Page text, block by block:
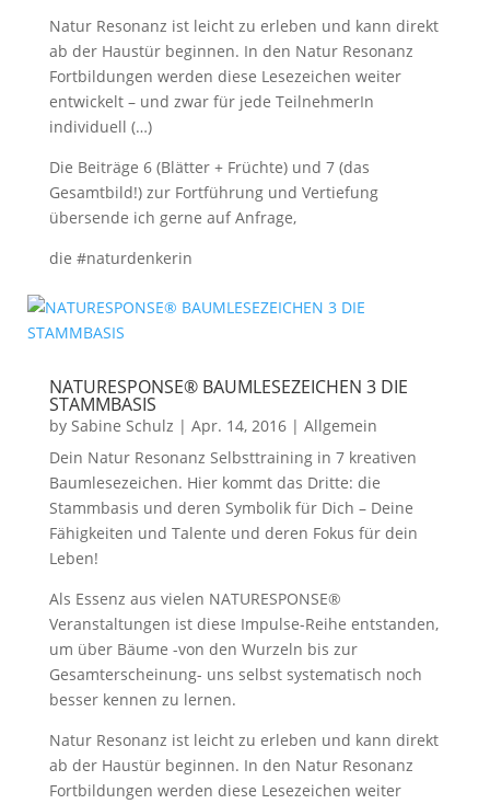
Natur Resonanz ist leicht zu erleben und kann direkt
ab der Haustür beginnen. In den Natur Resonanz
Fortbildungen werden diese Lesezeichen weiter
entwickelt – und zwar für jede TeilnehmerIn
individuell (…)
Die Beiträge 6 (Blätter + Früchte) und 7 (das
Gesamtbild!) zur Fortführung und Vertiefung
übersende ich gerne auf Anfrage,
die #naturdenkerin
NATURESPONSE® BAUMLESEZEICHEN 3 DIE
STAMMBASIS
by Sabine Schulz | Apr. 14, 2016| Allgemein
Dein Natur Resonanz Selbsttraining in 7 kreativen
Baumlesezeichen. Hier kommt das Dritte: die
Stammbasis und deren Symbolik für Dich – Deine
Fähigkeiten und Talente und deren Fokus für dein
Leben!
Als Essenz aus vielen NATURESPONSE®
Veranstaltungen ist diese Impulse-Reihe entstanden,
um über Bäume -von den Wurzeln bis zur
Gesamterscheinung- uns selbst systematisch noch
besser kennen zu lernen.
Natur Resonanz ist leicht zu erleben und kann direkt
ab der Haustür beginnen. In den Natur Resonanz
Fortbildungen werden diese Lesezeichen weiter